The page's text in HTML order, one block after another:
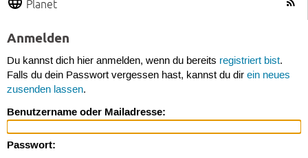
Planet
Anmelden
Du kannst dich hier anmelden, wenn du bereits registriert bist.
Falls du dein Passwort vergessen hast, kannst du dir ein neues
zusenden lassen.
Benutzername oder Mailadresse:
Passwort: